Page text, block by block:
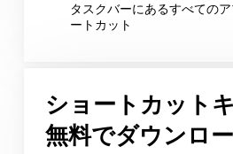
タスクバーにあるすべての
ートカット
ショートカット
無料でダウンロー